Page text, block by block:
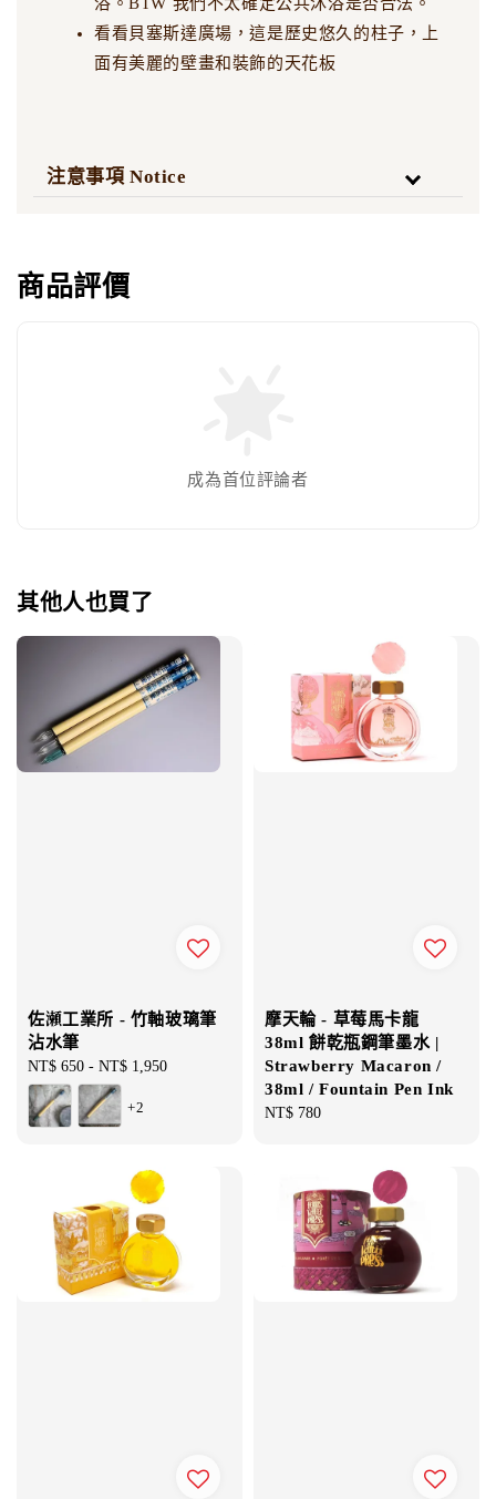
看看貝塞斯達廣場，這是歷史悠久的柱子，上
面有美麗的壁畫和裝飾的天花板
注意事項 Notice
商品評價
成為首位評論者
其他人也買了
佐瀬工業所 - 竹軸玻璃筆
沾水筆
Regular
price
NT$ 650 - NT$ 1,950
+2
摩天輪 - 草莓馬卡龍
38ml 餅乾瓶鋼筆墨水 |
Strawberry Macaron /
38ml / Fountain Pen Ink
Regular
NT$ 780